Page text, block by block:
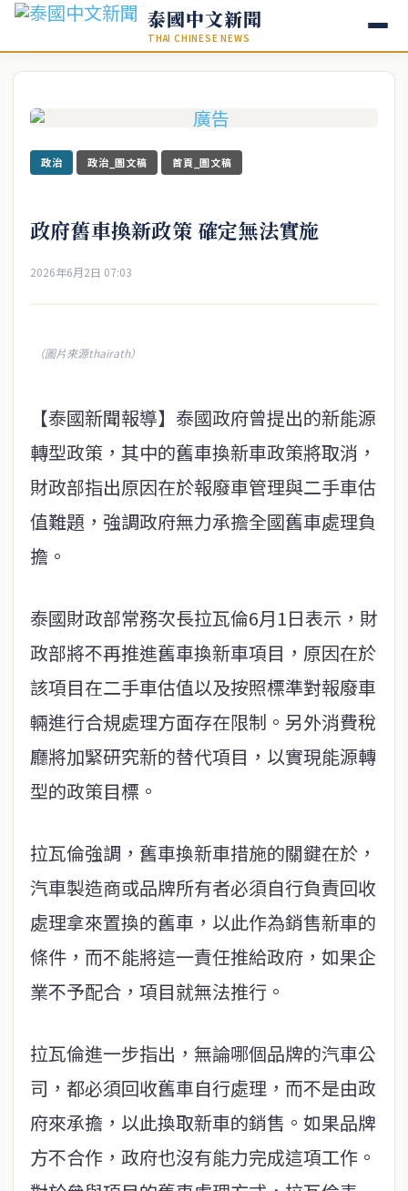
泰國中文新聞
THAI CHINESE NEWS
政治 政治_圖文稿 首頁_圖文稿
政府舊車換新政策 確定無法實施
2026年6月2日 07:03
（圖片來源thairath）
【泰國新聞報導】泰國政府曾提出的新能源
轉型政策，其中的舊車換新車政策將取消，
財政部指出原因在於報廢車管理與二手車估
值難題，強調政府無力承擔全國舊車處理負
擔。
泰國財政部常務次長拉瓦倫6月1日表示，財
政部將不再推進舊車換新車項目，原因在於
該項目在二手車估值以及按照標準對報廢車
輛進行合規處理方面存在限制。另外消費稅
廳將加緊研究新的替代項目，以實現能源轉
型的政策目標。
拉瓦倫強調，舊車換新車措施的關鍵在於，
汽車製造商或品牌所有者必須自行負責回收
處理拿來置換的舊車，以此作為銷售新車的
條件，而不能將這一責任推給政府，如果企
業不予配合，項目就無法推行。
拉瓦倫進一步指出，無論哪個品牌的汽車公
司，都必須回收舊車自行處理，而不是由政
府來承擔，以此換取新車的銷售。如果品牌
方不合作，政府也沒有能力完成這項工作。